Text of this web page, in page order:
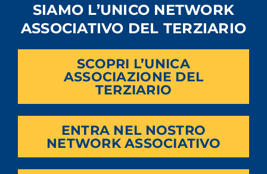
SIAMO L’UNICO NETWORK
ASSOCIATIVO DEL TERZIARIO
SCOPRI L’UNICA
ASSOCIAZIONE DEL
TERZIARIO
ENTRA NEL NOSTRO
NETWORK ASSOCIATIVO